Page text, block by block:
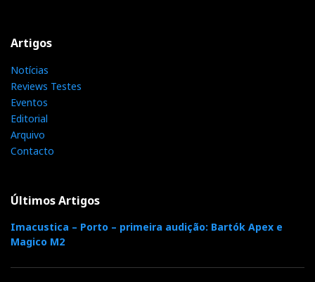
Artigos
Notícias
Reviews Testes
Eventos
Editorial
Arquivo
Contacto
Últimos Artigos
Imacustica – Porto – primeira audição: Bartók Apex e
Magico M2